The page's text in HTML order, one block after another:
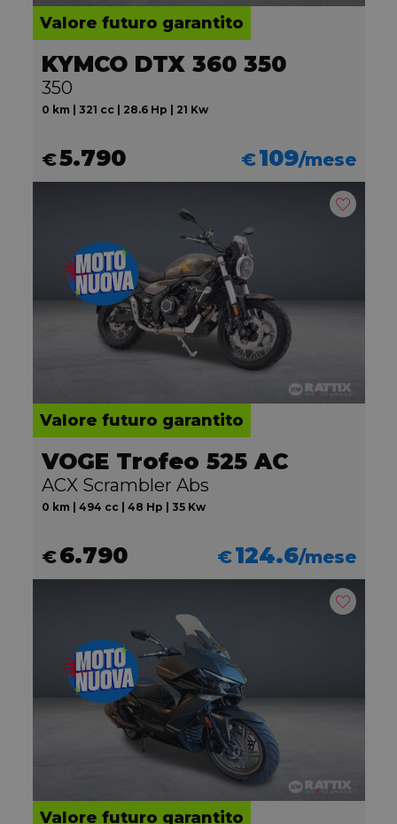
Valore futuro garantito
KYMCO DTX 360 350
350
0 km | 321 cc | 28.6 Hp | 21 Kw
€5.790 €109/mese
Valore futuro garantito
VOGE Trofeo 525 AC
ACX Scrambler Abs
0 km | 494 cc | 48 Hp | 35 Kw
€6.790 €124.6/mese
Valore futuro garantito